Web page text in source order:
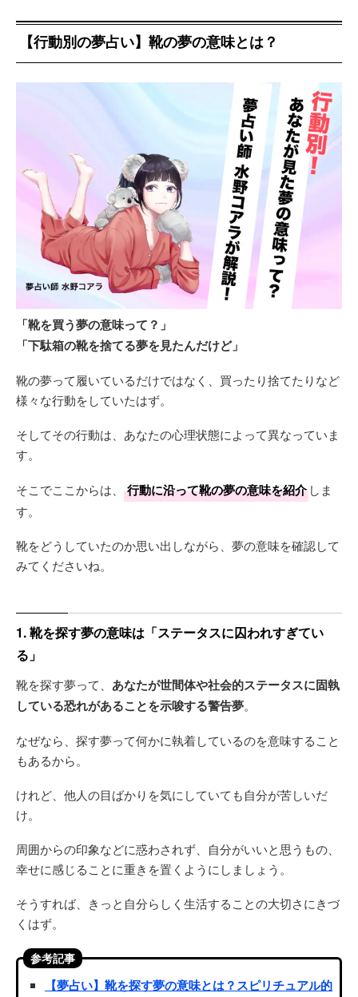
【行動別の夢占い】靴の夢の意味とは？
「靴を買う夢の意味って？」
「下駄箱の靴を捨てる夢を見たんだけど」
靴の夢って履いているだけではなく、買ったり捨てたりなど
様々な行動をしていたはず。
そしてその行動は、あなたの心理状態によって異なっていま
す。
そこでここからは、 行動に沿って靴の夢の意味を紹介 しま
す。
靴をどうしていたのか思い出しながら、夢の意味を確認して
みてくださいね。
1. 靴を探す夢の意味は「ステータスに囚われすぎてい
る」
靴を探す夢って、 あなたが世間体や社会的ステータスに固執
している恐れがあることを示唆する警告夢。
なぜなら、探す夢って何かに執着しているのを意味すること
もあるから。
けれど、他人の目ばかりを気にしていても自分が苦しいだ
け。
周囲からの印象などに惑わされず、自分がいいと思うもの、
幸せに感じることに重きを置くようにしましょう。
そうすれば、きっと自分らしく生活することの大切さにきづ
くはず。
参考記事
【夢占い】靴を探す夢の意味とは？スピリチュアル的